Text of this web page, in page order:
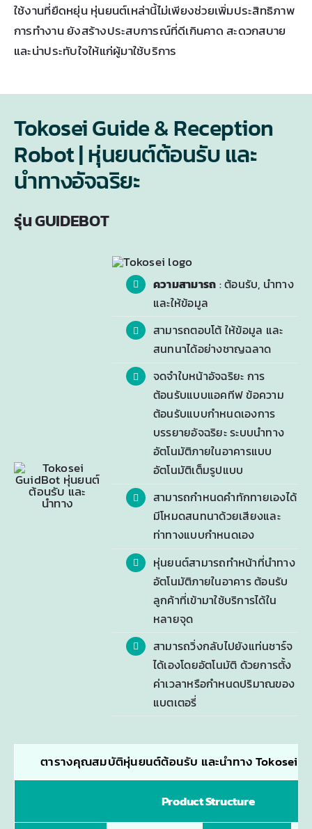
ใช้งานที่ยืดหยุ่น หุ่นยนต์เหล่านี้ไม่เพียงช่วยเพิ่มประสิทธิภาพ
การทำงาน ยังสร้างประสบการณ์ที่ดีเกินคาด สะดวกสบาย
และน่าประทับใจให้แก่ผู้มาใช้บริการ
Tokosei Guide & Reception
Robot | หุ่นยนต์ต้อนรับ และ
นำทางอัจฉริยะ
รุ่น GUIDEBOT
ความสามารถ : ต้อนรับ, นำทาง
และให้ข้อมูล
สามารถตอบโต้ ให้ข้อมูล และ
สนทนาได้อย่างชาญฉลาด
จดจำใบหน้าอัจฉริยะ การ
ต้อนรับแบบแอคทีฟ ข้อความ
ต้อนรับแบบกำหนดเองการ
บรรยายอัจฉริยะ ระบบนำทาง
อัตโนมัติภายในอาคารแบบ
อัตโนมัติเต็มรูปแบบ
สามารถกำหนดคำทักทายเองได้
มีโหมดสนทนาด้วยเสียงและ
ท่าทางแบบกำหนดเอง
หุ่นยนต์สามารถทำหน้าที่นำทาง
อัตโนมัติภายในอาคาร ต้อนรับ
ลูกค้าที่เข้ามาใช้บริการได้ใน
หลายจุด
สามารถวิ่งกลับไปยังแท่นชาร์จ
ได้เองโดยอัตโนมัติ ด้วยการตั้ง
ค่าเวลาหรือกำหนดปริมาณของ
แบตเตอรี่
ตารางคุณสมบัติหุ่นยนต์ต้อนรับ และนำทาง Tokosei รุ่น
Product Structure